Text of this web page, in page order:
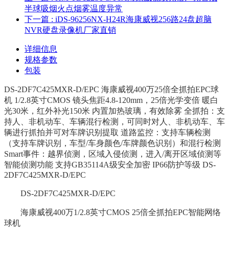
半球吸烟火点烟雾温度异常
下一篇 : iDS-96256NX-H24R海康威视256路24盘超脑
NVR硬盘录像机厂家直销
详细信息
规格参数
包装
DS-2DF7C425MXR-D/EPC 海康威视400万25倍全抓拍EPC球
机 1/2.8英寸CMOS 镜头焦距4.8-120mm，25倍光学变倍 暖白
光30米，红外补光150米 内置加热玻璃，有效除雾 全抓拍：支
持人、非机动车、车辆混行检测，可同时对人、非机动车、车
辆进行抓拍并可对车牌识别提取 道路监控：支持车辆检测
（支持车牌识别，车型/车身颜色/车牌颜色识别）和混行检测
Smart事件：越界侦测，区域入侵侦测，进入/离开区域侦测等
智能侦测功能 支持GB35114A级安全加密 IP66防护等级 DS-
2DF7C425MXR-D/EPC
DS-2DF7C425MXR-D/EPC
海康威视400万1/2.8英寸CMOS 25倍全抓拍EPC智能网络
球机